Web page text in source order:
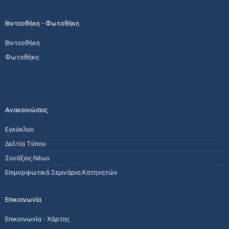
Βιντεοθήκη - Φωτοθήκη
Βιντεοθήκη
Φωτοθήκη
Ανακοινώσεις
Εγκύκλιοι
Δελτία Τύπου
Συνάξεις Νέων
Επιμορφωτικά Σεμινάρια Κατηχητών
Επικοινωνία
Επικοινωνία - Χάρτης